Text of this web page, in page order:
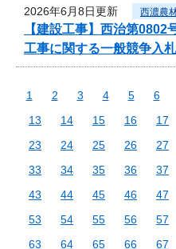
2026年6月8日更新 西濃農
【建設工事】西治第
工事に関する一般競争入
1 2 3 4 5 6
13
14 15 16 17
23
24 25 26 27
33
34 35 36 37
43
44 45 46 47
53
54 55 56 57
63
64 65 66 67